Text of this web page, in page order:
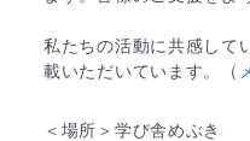
私たちの活動に共感して
載いただいています。（
＜場所＞学び舎めぶき